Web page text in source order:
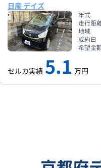
日産 デイズ
年式
走行距
地域
成約日
希望金
セルカ実績 5.1 万円